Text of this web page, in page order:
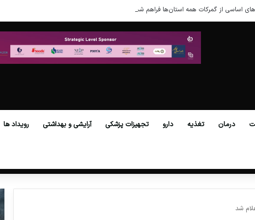
اساسی از گمرکات همه استان‌ها فراهم شد.
درمان تغذیه دارو تجهیزات پزشکی آرایشی و بهداشتی رویداد ها
شد